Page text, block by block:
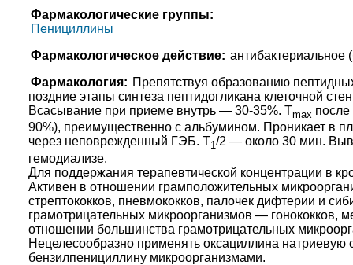
Фармакологические группы:
Пенициллины
Фармакологическое действие: антибактериальное
Фармакология: Препятствуя образованию
поздние этапы синтеза пептидогликана клеточной
Всасывание при приеме внутрь — 30-35%. Tmax
90%), преимущественно с альбумином. Проникает в
через неповрежденный ГЭБ. T1/2 — около 30 мин.
гемодиализе.
Для поддержания терапевтической концентрации в
Активен в отношении грамположительных
стрептококков, пневмококков, палочек дифтерии и
грамотрицательных микроорганизмов — гонококков,
отношении большинства грамотрицательных
Нецелесообразно применять оксациллина
бензилпенициллину микроорганизмами.